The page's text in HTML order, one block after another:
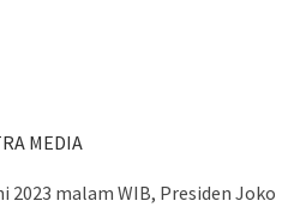
MEDIA
2023 malam WIB, Presiden Joko